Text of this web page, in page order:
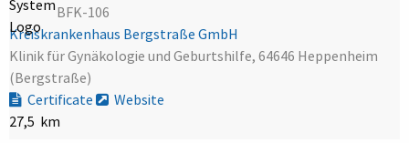
BFK-106
Kreiskrankenhaus Bergstraße GmbH
Klinik für Gynäkologie und Geburtshilfe, 64646 Heppenheim
(Bergstraße)
Certificate
Website
27,5 km